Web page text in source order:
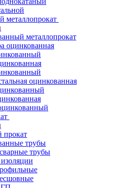
металлопрокат
металлопрокат
оцинкованная
оцинкованная
прокат
трубы
трубы